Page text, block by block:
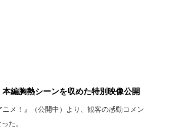
編胸熱シーンを収めた特別映像公開
メ！』（公開中）より、観客の感動コメン
た。